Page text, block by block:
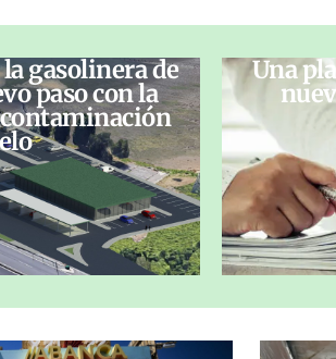
gasolinera de
paso con la
Una